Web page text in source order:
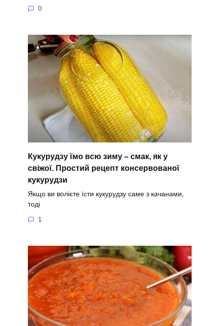
0
Кукурудзу їмо всю зиму – смак, як у
свіжої. Простий рецепт консервованої
кукурудзи
Якщо ви волієте їсти кукурудзу саме з качанами,
тоді
1